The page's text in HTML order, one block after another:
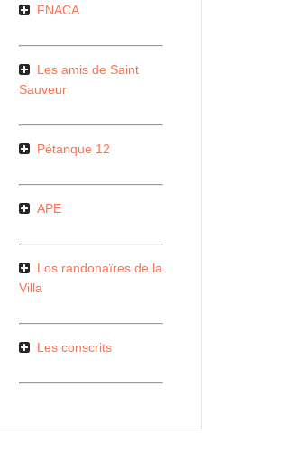
FNACA
Les amis de Saint
Sauveur
Pétanque 12
APE
Los randonaïres de la
Villa
Les conscrits